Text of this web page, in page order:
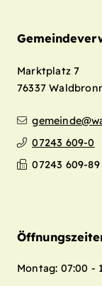
Marktplatz 7
76337
07243 609-0
07243 609-89
Montag: 07:00 -